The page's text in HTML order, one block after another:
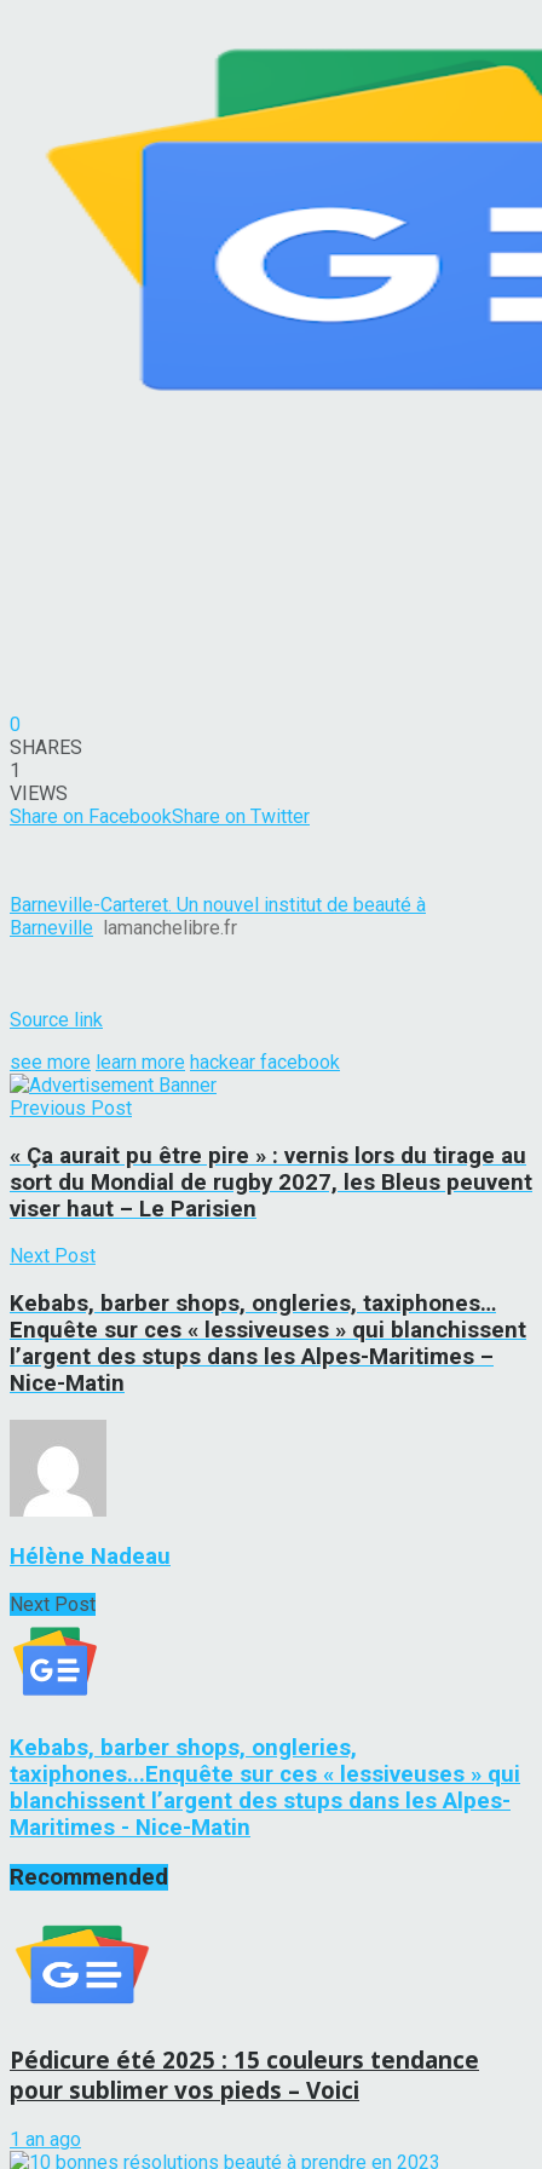
0
SHARES
1
VIEWS
Share on FacebookShare on Twitter
Barneville-Carteret. Un nouvel institut de beauté à
Barneville lamanchelibre.fr
Source link
see more learn more hackear facebook
Previous Post
« Ça aurait pu être pire » : vernis lors du tirage au
sort du Mondial de rugby 2027, les Bleus peuvent
viser haut – Le Parisien
Next Post
Kebabs, barber shops, ongleries, taxiphones…
Enquête sur ces « lessiveuses » qui blanchissent
l’argent des stups dans les Alpes-Maritimes –
Nice-Matin
Hélène Nadeau
Next Post
Kebabs, barber shops, ongleries,
taxiphones...Enquête sur ces « lessiveuses » qui
blanchissent l’argent des stups dans les Alpes-
Maritimes - Nice-Matin
Recommended
Pédicure été 2025 : 15 couleurs tendance
pour sublimer vos pieds – Voici
1 an ago